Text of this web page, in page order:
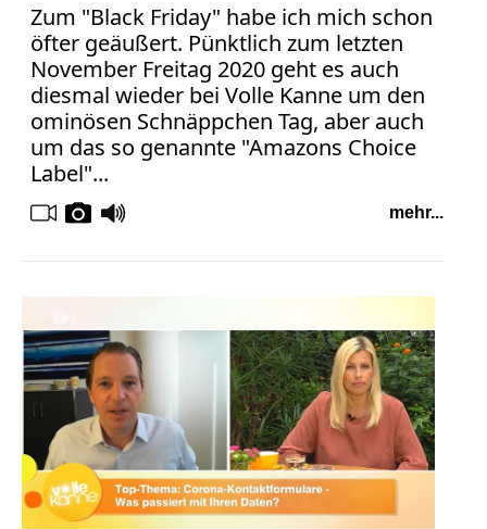
Zum "Black Friday" habe ich mich schon
öfter geäußert. Pünktlich zum letzten
November Freitag 2020 geht es auch
diesmal wieder bei Volle Kanne um den
ominösen Schnäppchen Tag, aber auch
um das so genannte "Amazons Choice
Label"...
mehr...